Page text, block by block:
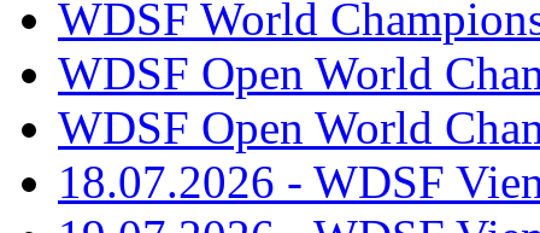
WDSF World
WDSF Open World
WDSF Open World
18.07.2026 - WDSF